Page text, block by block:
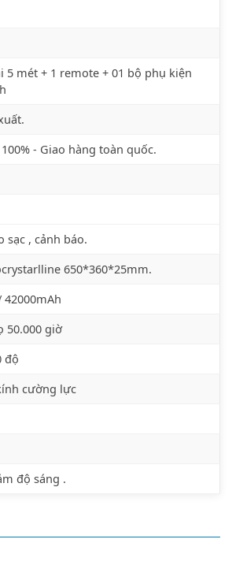
5 mét + 1 remote + 01 bộ phụ kiện
- Giao hàng toàn quốc.
sạc , cảnh báo.
650*360*25mm.
50.000 giờ
độ
cường lực
độ sáng .